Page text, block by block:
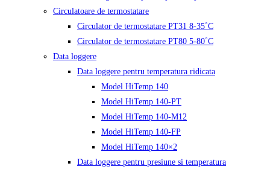
Circulatoare de termostatare
Circulator de termostatare PT31 8-35˚C
Circulator de termostatare PT80 5-80˚C
Data loggere
Data loggere pentru temperatura ridicata
Model HiTemp 140
Model HiTemp 140-PT
Model HiTemp 140-M12
Model HiTemp 140-FP
Model HiTemp 140×2
Data loggere pentru presiune si temperatura